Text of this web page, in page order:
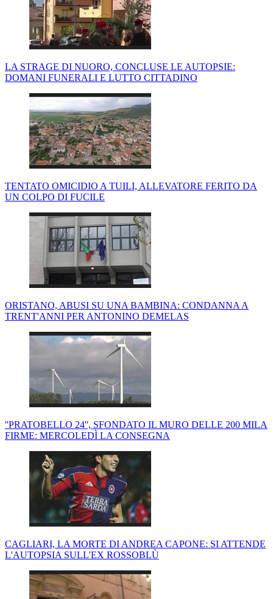
LA STRAGE DI NUORO, CONCLUSE LE AUTOPSIE:
DOMANI FUNERALI E LUTTO CITTADINO
TENTATO OMICIDIO A TUILI, ALLEVATORE FERITO DA
UN COLPO DI FUCILE
ORISTANO, ABUSI SU UNA BAMBINA: CONDANNA A
TRENT'ANNI PER ANTONINO DEMELAS
''PRATOBELLO 24'', SFONDATO IL MURO DELLE 200 MILA
FIRME: MERCOLEDÌ LA CONSEGNA
CAGLIARI, LA MORTE DI ANDREA CAPONE: SI ATTENDE
L'AUTOPSIA SULL'EX ROSSOBLÙ